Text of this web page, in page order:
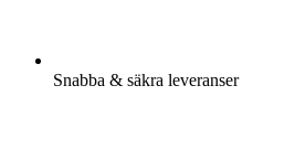
Snabba & säkra leveranser